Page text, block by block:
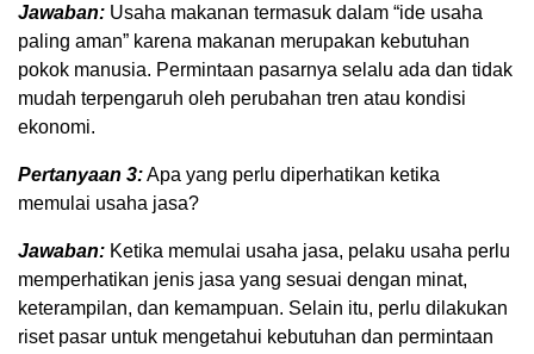
Jawaban: Usaha makanan termasuk dalam “ide usaha
paling aman” karena makanan merupakan kebutuhan
pokok manusia. Permintaan pasarnya selalu ada dan tidak
mudah terpengaruh oleh perubahan tren atau kondisi
ekonomi.
Pertanyaan 3:Apa yang perlu diperhatikan ketika
memulai usaha jasa?
Jawaban: Ketika memulai usaha jasa, pelaku usaha perlu
memperhatikan jenis jasa yang sesuai dengan minat,
keterampilan, dan kemampuan. Selain itu, perlu dilakukan
riset pasar untuk mengetahui kebutuhan dan permintaan